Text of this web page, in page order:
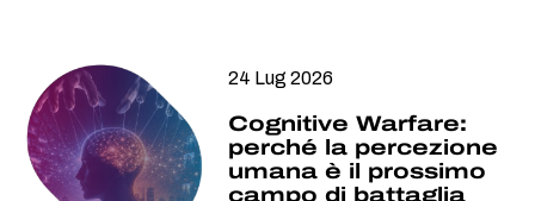
24 Lug 2026
Cognitive Warfare:
perché la percezione
umana è il prossimo
campo di battaglia